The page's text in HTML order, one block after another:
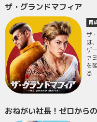
ザ・グランドマフィア
育
ザ
は
ゲ
ァ
を
る
おねがい社長！ゼロから